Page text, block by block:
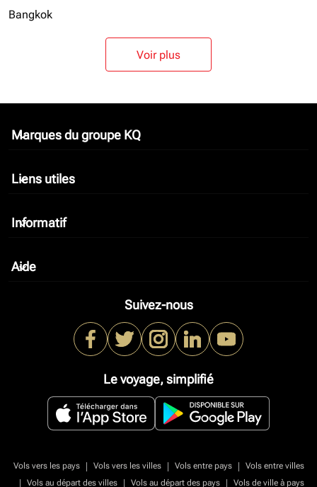
Bangkok
Voir plus
Marques du groupe KQ
keyboard_arrow_down
Liens utiles
keyboard_arrow_down
Informatif
keyboard_arrow_down
Aide
keyboard_arrow_down
Suivez-nous
Le voyage, simplifié
Vols vers les pays | Vols vers les villes | Vols entre pays |
Vols entre villes
|
Vols au départ des villes | Vols au départ des pays | Vols de ville à pays